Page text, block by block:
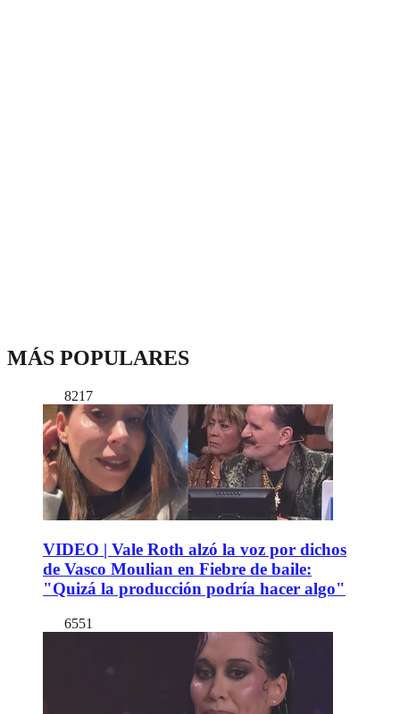
MÁS POPULARES
8217
VIDEO | Vale Roth alzó la voz por dichos
de Vasco Moulian en Fiebre de baile:
"Quizá la producción podría hacer algo"
6551